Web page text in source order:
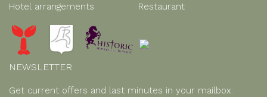
Hotel arrangements
Restaurant
NEWSLETTER
Get current offers and last minutes in your mailbox.